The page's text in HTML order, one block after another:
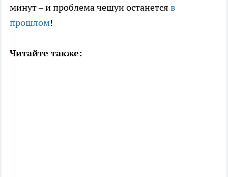
минут – и проблема чешуи останется в
прошлом!
Читайте также: